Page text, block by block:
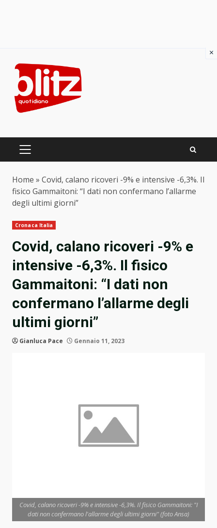
content
PRIMARY
Home » Covid, calano ricoveri -9% e intensive -6,3%. Il
fisico Gammaitoni: “I dati non confermano l’allarme
degli ultimi giorni”
Cronaca Italia
Covid, calano ricoveri -9% e
intensive -6,3%. Il fisico
Gammaitoni: “I dati non
confermano l’allarme degli
ultimi giorni”
Gianluca Pace Gennaio 11, 2023
Covid, calano ricoveri -9% e intensive -6,3%. Il fisico Gammaitoni: "I
dati non confermano l'allarme degli ultimi giorni" (foto Ansa)
×